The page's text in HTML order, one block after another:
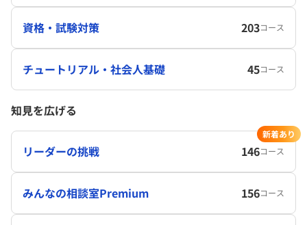
資格・試験対策 203コース
チュートリアル・社会人基礎 45コース
知見を広げる
リーダーの挑戦 146コース
新着あり
みんなの相談室Premium 156コース